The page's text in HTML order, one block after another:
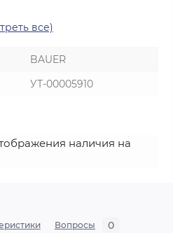
все)
BAUER
УТ-00005910
наличия на
Вопросы 0